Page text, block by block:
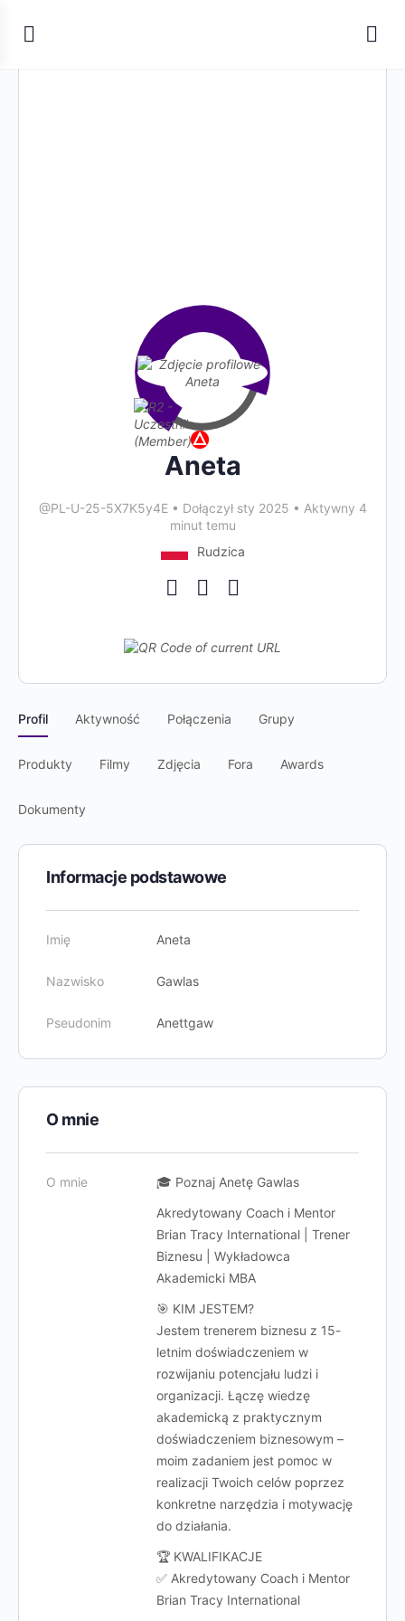
Aneta
@PL-U-25-5X7K5y4E • Dołączył sty 2025 • Aktywny 4
minut temu
Rudzica
Profil Aktywność Połączenia Grupy
Produkty Filmy Zdjęcia Fora Awards
Dokumenty
Informacje podstawowe
Imię Aneta
Nazwisko Gawlas
Pseudonim Anettgaw
O mnie
O mnie
🎓 Poznaj Anetę Gawlas
Akredytowany Coach i Mentor
Brian Tracy International | Trener
Biznesu | Wykładowca
Akademicki MBA
🎯 KIM JESTEM?
Jestem trenerem biznesu z 15-
letnim doświadczeniem w
rozwijaniu potencjału ludzi i
organizacji. Łączę wiedzę
akademicką z praktycznym
doświadczeniem biznesowym –
moim zadaniem jest pomoc w
realizacji Twoich celów poprzez
konkretne narzędzia i motywację
do działania.
🏆 KWALIFIKACJE
✅ Akredytowany Coach i Mentor
Brian Tracy International